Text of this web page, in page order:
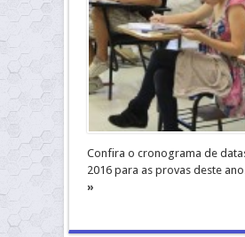
Confira o cronograma de
2016 para as provas deste
»